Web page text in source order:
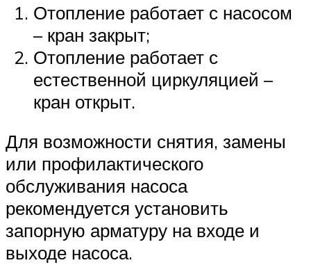
Отопление работает с насосом
– кран закрыт;
Отопление работает с
естественной циркуляцией –
кран открыт.
Для возможности снятия, замены
или профилактического
обслуживания насоса
рекомендуется установить
запорную арматуру на входе и
выходе насоса.